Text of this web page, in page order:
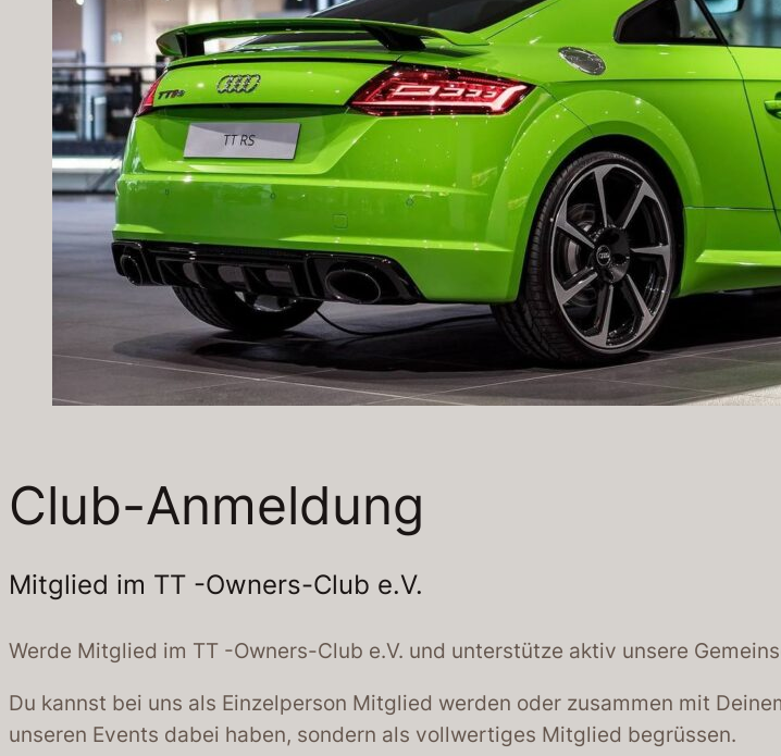
Club-Anmeldung
Mitglied im TT -Owners-Club e.V.
Werde Mitglied im TT -Owners-Club e.V. und unterstütze aktiv unsere
Du kannst bei uns als Einzelperson Mitglied werden oder zusammen mit
unseren Events dabei haben, sondern als vollwertiges Mitglied begrüssen.